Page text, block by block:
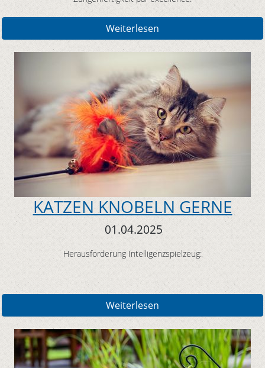
Weiterlesen
KATZEN KNOBELN GERNE
01.04.2025
Herausforderung Intelligenzspielzeug:
Weiterlesen